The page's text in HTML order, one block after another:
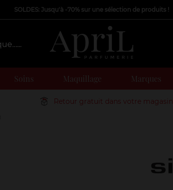
SOLDES: Jusqu'à -70% sur une sélection de produits !
Soins Maquillage Marques
Retour gratuit dans votre magasin